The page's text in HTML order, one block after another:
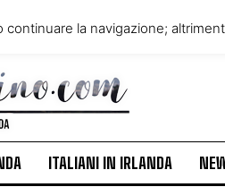
IN IRLANDA
IN IRLANDA
NEWS
ITALIANI IN IRLANDA
la navigazione;